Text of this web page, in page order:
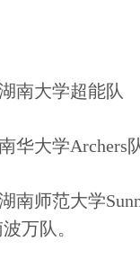
大学超能队
大学Archers
师范大学
万队。